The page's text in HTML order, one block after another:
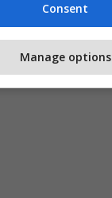
Consent
Manage options